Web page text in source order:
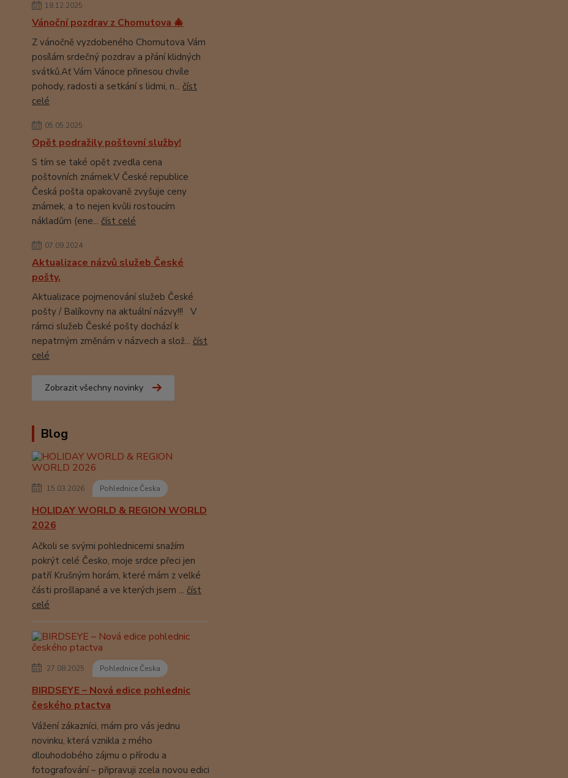
18.12.2025
Vánoční pozdrav z Chomutova 🎄
Z vánočně vyzdobeného Chomutova Vám
posílám srdečný pozdrav a přání klidných
svátků.Ať Vám Vánoce přinesou chvíle
pohody, radosti a setkání s lidmi, n... číst
celé
05.05.2025
Opět podražily poštovní služby!
S tím se také opět zvedla cena
poštovních známek.V České republice
Česká pošta opakovaně zvyšuje ceny
známek, a to nejen kvůli rostoucím
nákladům (ene... číst celé
07.09.2024
Aktualizace názvů služeb České
pošty.
Aktualizace pojmenování služeb České
pošty / Balíkovny na aktuální názvy!!! V
rámci služeb České pošty dochází k
nepatrným změnám v názvech a slož... číst
celé
Zobrazit všechny novinky
Blog
15.03.2026 Pohlednice Česka
HOLIDAY WORLD & REGION WORLD
2026
Ačkoli se svými pohlednicemi snažím
pokrýt celé Česko, moje srdce přeci jen
patří Krušným horám, které mám z velké
části prošlapané a ve kterých jsem ... číst
celé
27.08.2025 Pohlednice Česka
BIRDSEYE – Nová edice pohlednic
českého ptactva
Vážení zákazníci, mám pro vás jednu
novinku, která vznikla z mého
dlouhodobého zájmu o přírodu a
fotografování – připravuji zcela novou edici